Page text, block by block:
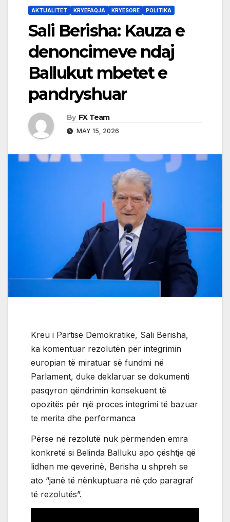
AKTUALITET KRYEFAQJA KRYESORE POLITIKA
Sali Berisha: Kauza e
denoncimeve ndaj
Ballukut mbetet e
pandryshuar
By FX Team
MAY 15, 2026
Kreu i Partisë Demokratike, Sali Berisha,
ka komentuar rezolutën për integrimin
europian të miratuar së fundmi në
Parlament, duke deklaruar se dokumenti
pasqyron qëndrimin konsekuent të
opozitës për një proces integrimi të bazuar
te merita dhe performanca
Përse në rezolutë nuk përmenden emra
konkretë si Belinda Balluku apo çështje që
lidhen me qeverinë, Berisha u shpreh se
ato “janë të nënkuptuara në çdo paragraf
të rezolutës”.